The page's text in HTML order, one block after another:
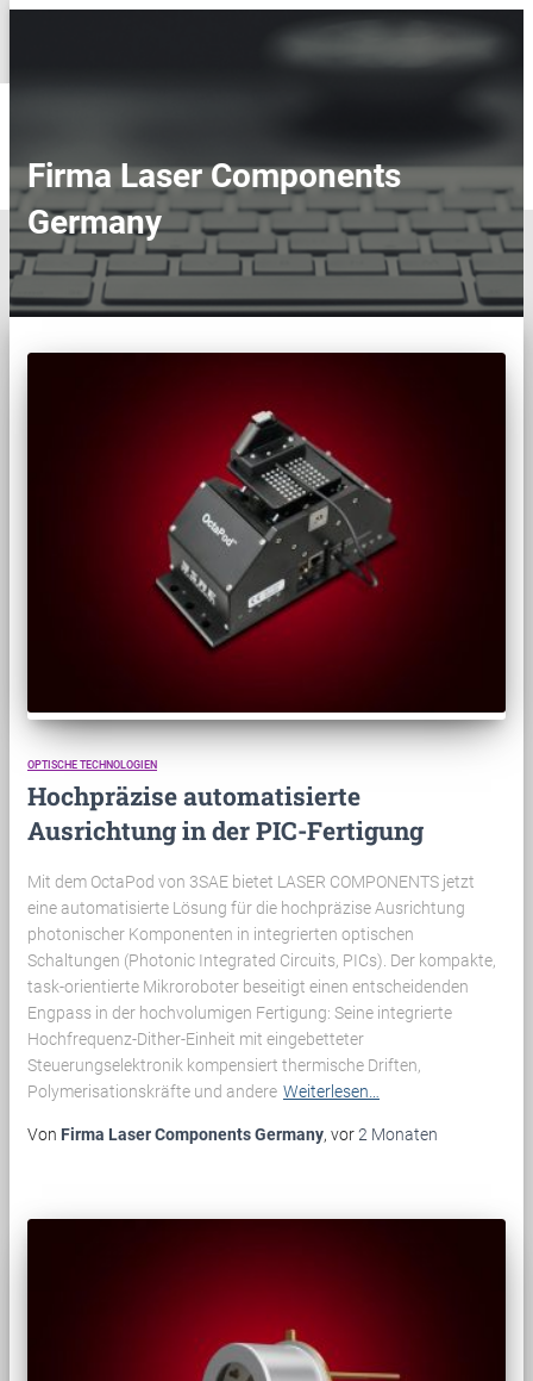
UMSCHALTEN
Impressum
Datenschutzerklärung
Firma Laser Components
Germany
OPTISCHE TECHNOLOGIEN
Hochpräzise automatisierte
Ausrichtung in der PIC-Fertigung
Mit dem OctaPod von 3SAE bietet LASER COMPONENTS jetzt
eine automatisierte Lösung für die hochpräzise Ausrichtung
photonischer Komponenten in integrierten optischen
Schaltungen (Photonic Integrated Circuits, PICs). Der kompakte,
task-orientierte Mikroroboter beseitigt einen entscheidenden
Engpass in der hochvolumigen Fertigung: Seine integrierte
Hochfrequenz-Dither-Einheit mit eingebetteter
Steuerungselektronik kompensiert thermische Driften,
Polymerisationskräfte und andere Weiterlesen…
Von Firma Laser Components Germany, vor2 Monaten